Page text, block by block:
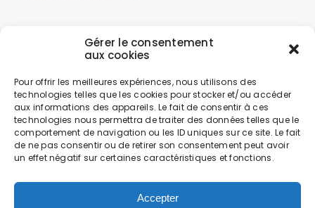
Gérer le consentement
aux cookies
Pour offrir les meilleures expériences, nous utilisons des
technologies telles que les cookies pour stocker et/ou accéder
aux informations des appareils. Le fait de consentir à ces
technologies nous permettra de traiter des données telles que le
comportement de navigation ou les ID uniques sur ce site. Le fait
de ne pas consentir ou de retirer son consentement peut avoir
un effet négatif sur certaines caractéristiques et fonctions.
Accepter
LES PEP40
Centre nautique Jean Udaquiola
40600 BISCARROSSE
+33 (0)5 58 78 10 47
LES HORAIRES
DE 9H À 18H